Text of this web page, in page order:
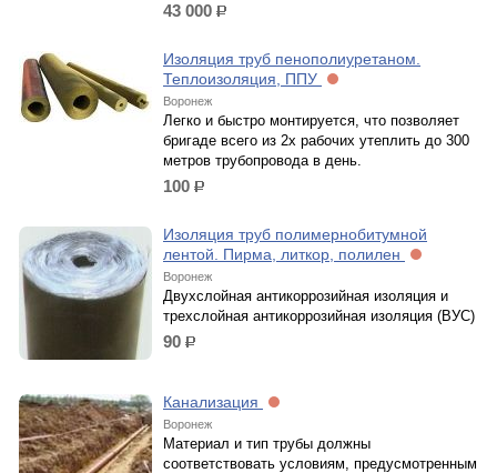
43 000 р.
Изоляция труб пенополиуретаном.
Теплоизоляция, ППУ
Воронеж
Легко и быстро монтируется, что позволяет
бригаде всего из 2х рабочих утеплить до 300
метров трубопровода в день.
100 р.
Изоляция труб полимернобитумной
лентой. Пирма, литкор, полилен
Воронеж
Двухслойная антикоррозийная изоляция и
трехслойная антикоррозийная изоляция (ВУС)
90 р.
Канализация
Воронеж
Материал и тип трубы должны
соответствовать условиям, предусмотренным